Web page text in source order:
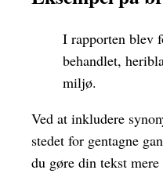
I rapporten blev
behandlet,
miljø.
Ved at inkludere
stedet for gentagne
du gøre din tekst